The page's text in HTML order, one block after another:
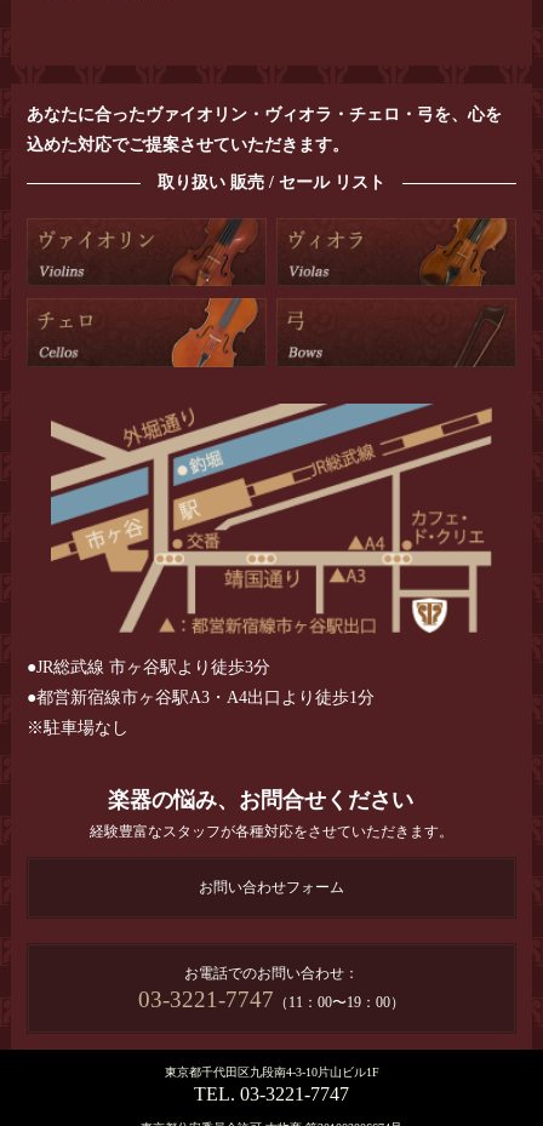
あなたに合ったヴァイオリン・ヴィオラ・チェロ・弓を、心を
込めた対応でご提案させていただきます。
取り扱い 販売 / セール リスト
●JR総武線 市ヶ谷駅より徒歩3分
●都営新宿線市ヶ谷駅A3・A4出口より徒歩1分
※駐車場なし
楽器の悩み、お問合せください
経験豊富なスタッフが各種対応をさせていただきます。
お問い合わせフォーム
お電話でのお問い合わせ：
03-3221-7747 （11：00〜19：00）
東京都千代田区九段南4-3-10片山ビル1F
TEL. 03-3221-7747